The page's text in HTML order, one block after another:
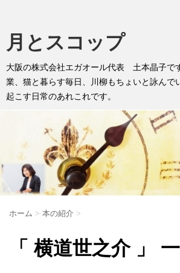
月とスコップ
大阪の株式会社エガオール代表 土本晶子で
業、猫と暮らす毎日、川柳もちょいと詠んで
起こす日常のあれこれです。
ホーム > 本の紹介 >
「 横道世之介 」